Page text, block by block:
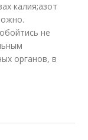
калия;азот
не
органов, в